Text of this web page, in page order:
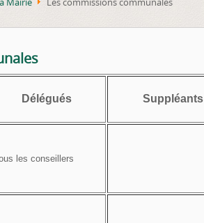
Délégués Suppléants
les conseillers